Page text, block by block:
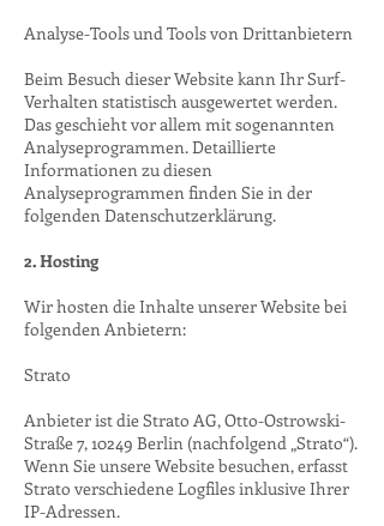
Analyse-Tools und Tools von Drittanbietern
Beim Besuch dieser Website kann Ihr Surf-
Verhalten statistisch ausgewertet werden.
Das geschieht vor allem mit sogenannten
Analyseprogrammen. Detaillierte
Informationen zu diesen
Analyseprogrammen finden Sie in der
folgenden Datenschutzerklärung.
2. Hosting
Wir hosten die Inhalte unserer Website bei
folgenden Anbietern:
Strato
Anbieter ist die Strato AG, Otto-Ostrowski-
Straße 7, 10249 Berlin (nachfolgend „Strato“).
Wenn Sie unsere Website besuchen, erfasst
Strato verschiedene Logfiles inklusive Ihrer
IP-Adressen.